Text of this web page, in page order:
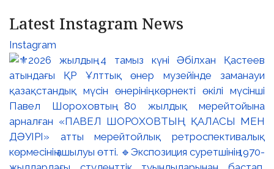
Latest Instagram News
Instagram